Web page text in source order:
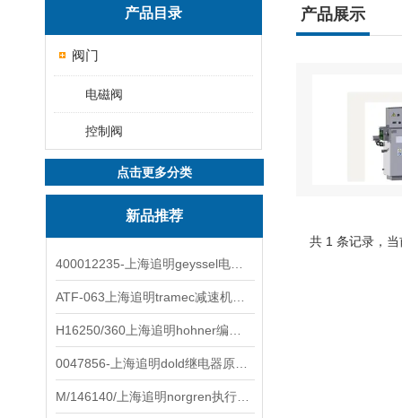
产品目录
阀门
电磁阀
控制阀
点击更多分类
新品推荐
产品展示
共 1 条记录，